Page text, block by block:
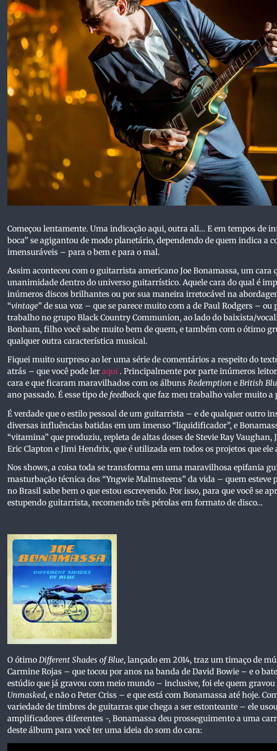
Começou lentamente. Uma indicação aqui, outra ali… E em tempos de
boca” se agigantou de modo planetário, dependendo de quem indica a
imensuráveis – para o bem e para o mal.
Assim aconteceu com o guitarrista americano Joe Bonamassa, um cara
unanimidade dentro do universo guitarrístico. Aquele cara do qual é
inúmeros discos brilhantes ou por sua maneira irretocável na
“vintage” de sua voz – que se parece muito com a de Paul Rodgers –
trabalho no grupo Black Country Communion, ao lado do baixista/
Bonham, filho você sabe muito bem de quem, e também com o ótimo
qualquer outra característica musical.
Fiquei muito surpreso ao ler uma série de comentários a respeito do
atrás – que você pode ler aqui . Principalmente por parte inúmeros
cara e que ficaram maravilhados com os álbuns Redemption e British
ano passado. É esse tipo de feedback que faz meu trabalho valer muito a
É verdade que o estilo pessoal de um guitarrista – e de qualquer outro
diversas influências batidas em um imenso “liquidificador”, e
“vitamina” que produziu, repleta de altas doses de Stevie Ray Vaughan,
Eric Clapton e Jimi Hendrix, que é utilizada em todos os projetos que ele
Nos shows, a coisa toda se transforma em uma maravilhosa epifania
masturbação técnica dos “Yngwie Malmsteens” da vida – quem esteve
no Brasil sabe bem o que estou escrevendo. Por isso, para que você se
estupendo guitarrista, recomendo três pérolas em formato de disco…
O ótimo Different Shades of Blue, lançado em 2014, traz um timaço de
Carmine Rojas – que tocou por anos na banda de David Bowie – e o
estúdio que já gravou com meio mundo – inclusive, foi ele quem
Unmasked, e não o Peter Criss – e que está com Bonamassa até hoje.
variedade de timbres de guitarras que chega a ser estonteante – ele
amplificadores diferentes -, Bonamassa deu prosseguimento a uma
deste álbum para você ter uma ideia do som do cara: